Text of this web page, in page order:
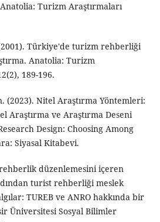
Turizm Araştırmaları
Türkiye'de turizm rehberliği
Anatolia: Turizm
189-196.
(2023). Nitel Araştırma Yöntemleri:
Araştırma ve Araştırma Deseni
Design: Choosing Among
Siyasal Kitabevi.
düzenlemesini içeren
turist rehberliği meslek
TUREB ve ANRO hakkında bir
Üniversitesi Sosyal Bilimler